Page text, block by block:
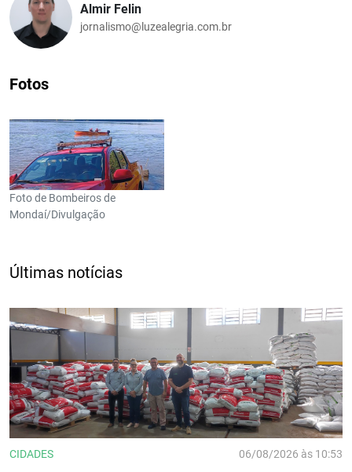
Almir Felin
jornalismo@luzealegria.com.br
Fotos
Foto de Bombeiros de
Mondaí/Divulgação
Últimas notícias
CIDADES 06/08/2026 às 10:53